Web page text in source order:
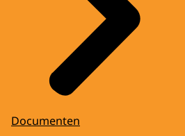
Documenten